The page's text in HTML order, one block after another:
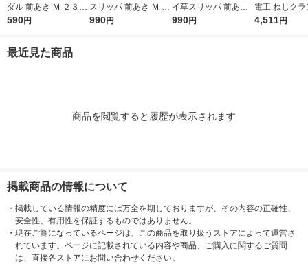
ダル 前あき Ｍ ２３．
５〜２５ｃｍ用 生成×
590円
スリッパ 前あき Ｍ ２
３．５〜２５ｃｍ用
990円
イ草スリッパ 前あき
Ｍ ２３．５〜２５ｃ
990円
電工 ねじク
-43-JAN-BP 1
4,511円
最近見た商品
商品を閲覧すると履歴が表示されます
掲載商品の情報について
・ 掲載している情報の精度には万全を期しておりますが、その内容の正確性、
安全性、有用性を保証するものではありません。
・ 現在ご覧になっているページは、この商品を取り扱うストアによって運営さ
れています。ページに記載されている内容や商品、ご購入に関するご質問
は、直接各ストアにお問い合わせください。